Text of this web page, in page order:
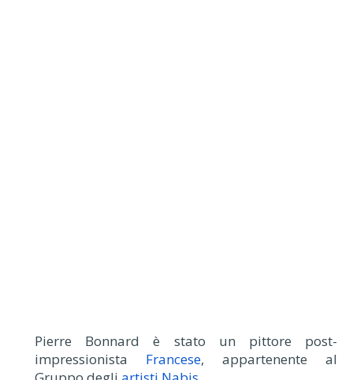
Pierre Bonnard è stato un pittore post-
impressionista Francese, appartenente al